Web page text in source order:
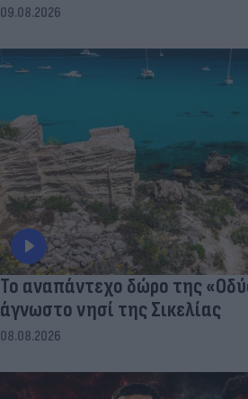
09.08.2026
To αναπάντεχο δώρο της
άγνωστο νησί της Σικελίας
08.08.2026